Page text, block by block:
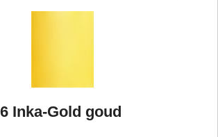
Inka-Gold goud